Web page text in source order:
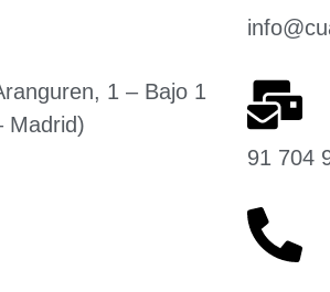
1 – Bajo 1
Madrid)
91 704